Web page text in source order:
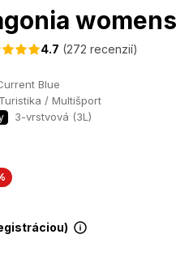
4.7 (272 recenzií)
Blue
/ Multišport
3-vrstvová (3L)